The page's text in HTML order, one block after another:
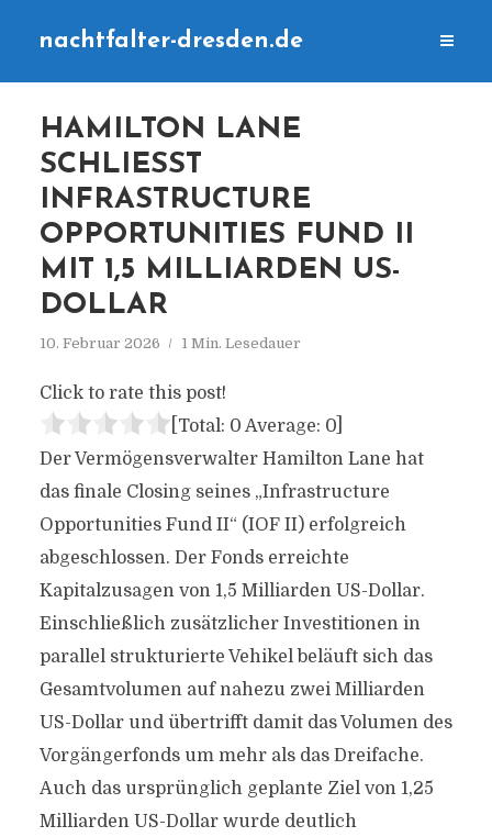
nachtfalter-dresden.de
HAMILTON LANE
SCHLIESST I
NFRASTRUCTURE O
PPORTUNITIES FUND II M
IT 1,5 MILLIARDEN US-D
OLLAR
10. Februar 2026 1 Min. Lesedauer
Click to rate this post!
[Total: 0 Average: 0]
Der Vermögensverwalter Hamilton Lane hat
das finale Closing seines „Infrastructure
Opportunities Fund II“ (IOF II) erfolgreich
abgeschlossen. Der Fonds erreichte
Kapitalzusagen von 1,5 Milliarden US-Dollar.
Einschließlich zusätzlicher Investitionen in
parallel strukturierte Vehikel beläuft sich das
Gesamtvolumen auf nahezu zwei Milliarden
US-Dollar und übertrifft damit das Volumen des
Vorgängerfonds um mehr als das Dreifache.
Auch das ursprünglich geplante Ziel von 1,25
Milliarden US-Dollar wurde deutlich